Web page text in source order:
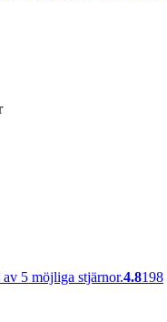
5 möjliga stjärnor.4.8198